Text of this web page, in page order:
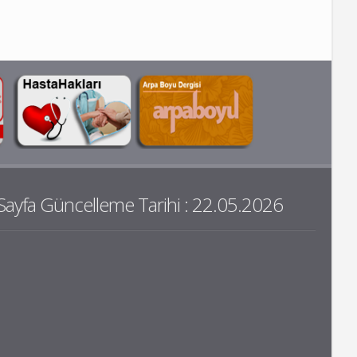
Güncelleme Tarihi : 22.05.2026